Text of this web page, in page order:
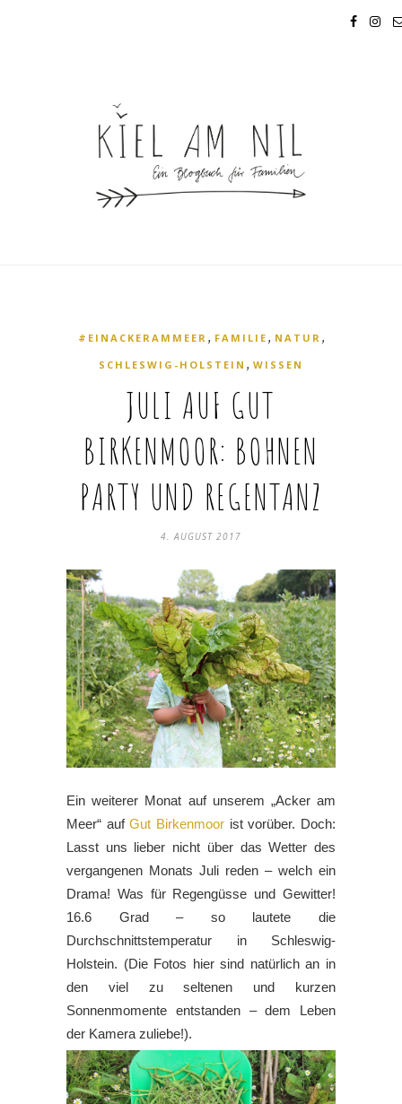
#EINACKERAMMEER , FAMILIE , NATUR ,
SCHLESWIG-HOLSTEIN , WISSEN
JULI AUF GUT
BIRKENMOOR: BOHNEN
PARTY UND REGENTANZ
4. AUGUST 2017
Ein weiterer Monat auf unserem „Acker am
Meer“ aufGut Birkenmoor ist vorüber. Doch:
Lasst uns lieber nicht über das Wetter des
vergangenen Monats Juli reden – welch ein
Drama! Was für Regengüsse und Gewitter!
16.6 Grad – so lautete die
Durchschnittstemperatur in Schleswig-
Holstein. (Die Fotos hier sind natürlich an in
den viel zu seltenen und kurzen
Sonnenmomente entstanden – dem Leben
der Kamera zuliebe!).